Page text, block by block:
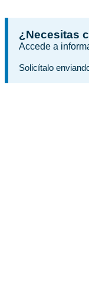
¿Necesitas
Accede a
Solicítalo